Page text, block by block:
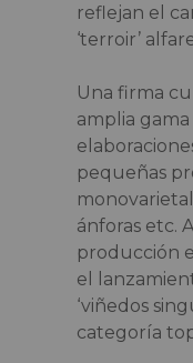
reflejan el
‘terroir’
Una firma
amplia
pequeñas
ánforas etc.
producción
el
‘viñedos
categoría